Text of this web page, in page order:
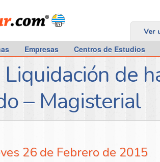
Ver
Empresas Centros de Estudios
Liquidación de
– Magisterial
26 de Febrero de 2015